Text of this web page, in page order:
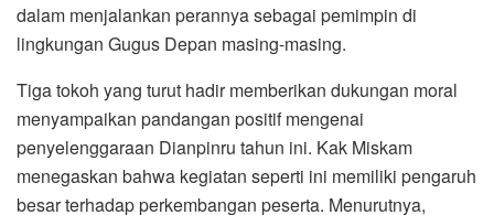
dalam menjalankan perannya sebagai pemimpin di
lingkungan Gugus Depan masing-masing.
Tiga tokoh yang turut hadir memberikan dukungan moral
menyampaikan pandangan positif mengenai
penyelenggaraan Dianpinru tahun ini. Kak Miskam
menegaskan bahwa kegiatan seperti ini memiliki pengaruh
besar terhadap perkembangan peserta. Menurutnya,